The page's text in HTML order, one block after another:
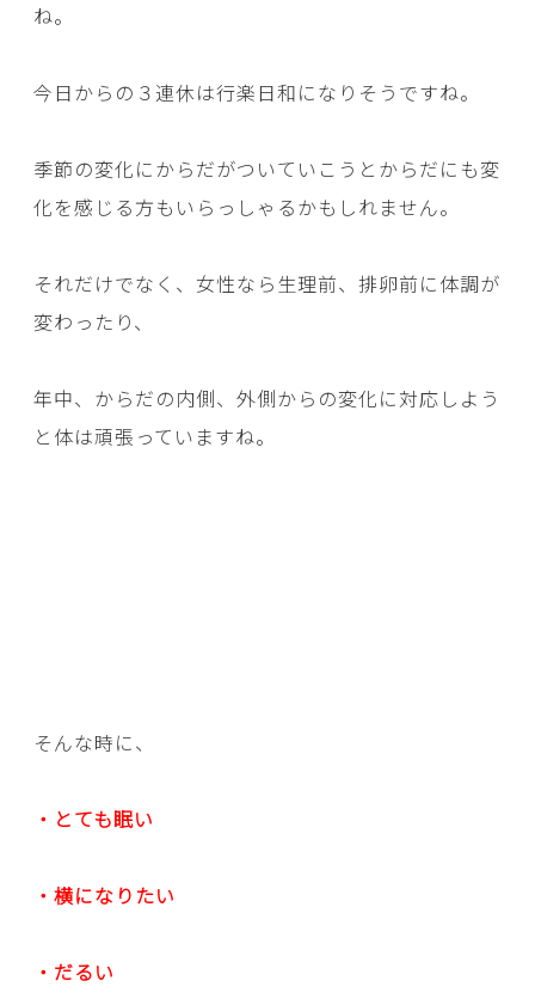
ね。
今日からの３連休は行楽日和になりそうですね。
季節の変化にからだがついていこうとからだにも変
化を感じる方もいらっしゃるかもしれません。
それだけでなく、女性なら生理前、排卵前に体調が
変わったり、
年中、からだの内側、外側からの変化に対応しよう
と体は頑張っていますね。
そんな時に、
・とても眠い
・横になりたい
・だるい